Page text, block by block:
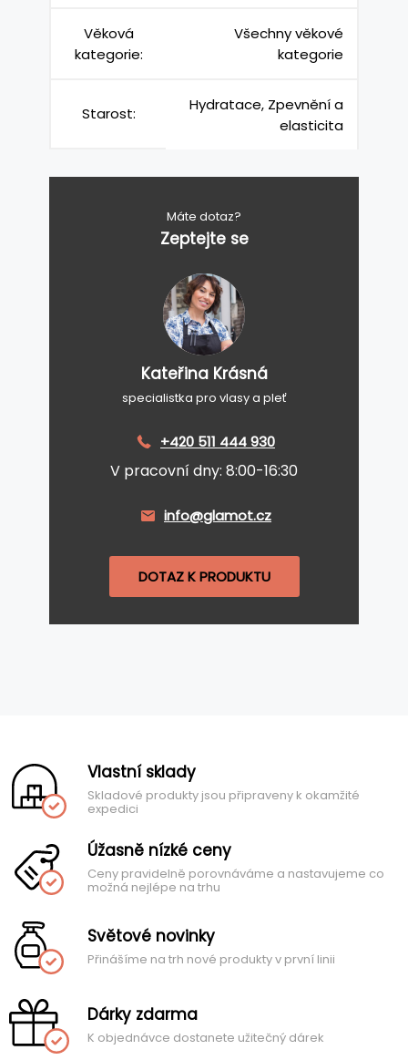
Věková
kategorie:
Všechny věkové
kategorie
Starost:
Hydratace, Zpevnění a
elasticita
Máte dotaz?
Zeptejte se
Kateřina Krásná
specialistka pro vlasy a pleť
+420 511 444 930
V pracovní dny: 8:00-16:30
info@glamot.cz
DOTAZ K PRODUKTU
Vlastní sklady
Skladové produkty jsou připraveny k okamžité
expedici
Úžasně nízké ceny
Ceny pravidelně porovnáváme a nastavujeme co
možná nejlépe na trhu
Světové novinky
Přinášíme na trh nové produkty v první linii
Dárky zdarma
K objednávce dostanete užitečný dárek